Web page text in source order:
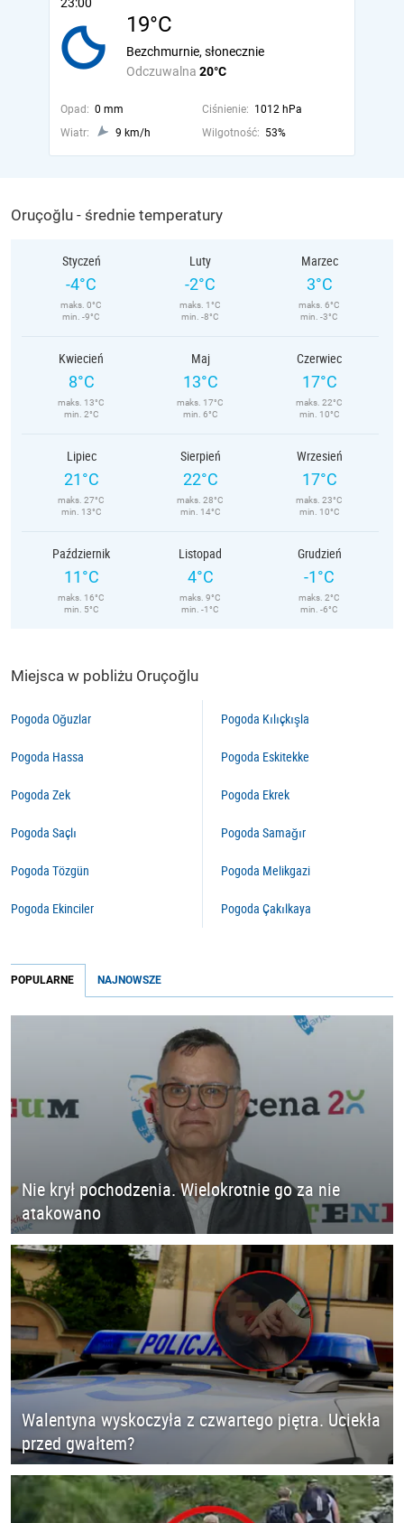
19°C
Odczuwalna 20°C
Bezchmurnie, słonecznie
Opad: 0 mm Ciśnienie: 1012 hPa
Wiatr:
9 km/h Wilgotność: 53%
Oruçoğlu - średnie temperatury
Styczeń
-4°C
maks. 0°C
min. -9°C
Luty
-2°C
maks. 1°C
min. -8°C
Marzec
3°C
maks. 6°C
min. -3°C
Kwiecień
8°C
maks. 13°C
min. 2°C
Maj
13°C
maks. 17°C
min. 6°C
Czerwiec
17°C
maks. 22°C
min. 10°C
Lipiec
21°C
maks. 27°C
min. 13°C
Sierpień
22°C
maks. 28°C
min. 14°C
Wrzesień
17°C
maks. 23°C
min. 10°C
Październik
11°C
maks. 16°C
min. 5°C
Listopad
4°C
maks. 9°C
min. -1°C
Grudzień
-1°C
maks. 2°C
min. -6°C
Miejsca w pobliżu Oruçoğlu
Pogoda Oğuzlar
Pogoda Hassa
Pogoda Zek
Pogoda Saçlı
Pogoda Tözgün
Pogoda Ekinciler
Pogoda Kılıçkışla
Pogoda Eskitekke
Pogoda Ekrek
Pogoda Samağır
Pogoda Melikgazi
Pogoda Çakılkaya
POPULARNE NAJNOWSZE
Nie krył pochodzenia. Wielokrotnie go za nie
atakowano
Walentyna wyskoczyła z czwartego piętra. Uciekła
przed gwałtem?